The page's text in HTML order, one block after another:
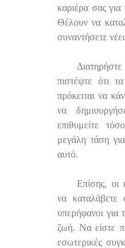
καριέρα σας για
Θέλουν να
συναντήσετε
πιστέψτε ότι
πρόκειται να
να
επιθυμείτε
μεγάλη τάση
αυτό.
Επίσης, οι
να καταλάβετε
υπερήφανοι για
ζωή. Να είστε
εσωτερικές